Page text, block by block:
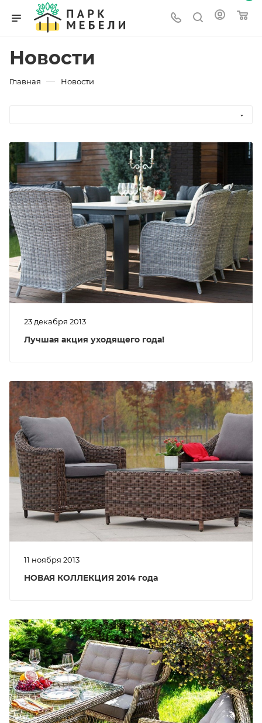
Новости
Главная — Новости
23 декабря 2013
Лучшая акция уходящего года!
11 ноября 2013
НОВАЯ КОЛЛЕКЦИЯ 2014 года